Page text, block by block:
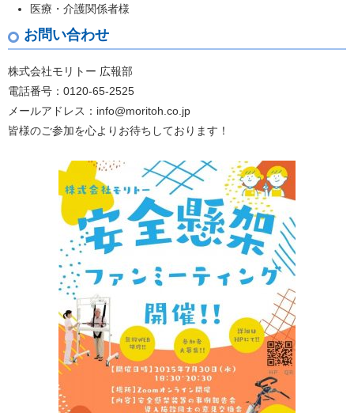
医療・介護関係者様
お問い合わせ
株式会社モリトー 広報部
電話番号：0120-65-2525
メールアドレス：info@moritoh.co.jp
皆様のご参加を心よりお待ちしております！